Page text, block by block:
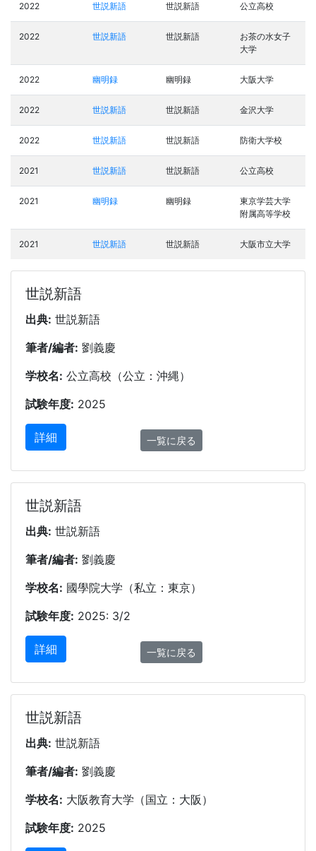
2022 世説新語 世説新語 公立高校
2022 世説新語 世説新語
お茶の水女子
大学
2022 幽明録 幽明録 大阪大学
2022 世説新語 世説新語 金沢大学
2022 世説新語 世説新語 防衛大学校
2021 世説新語 世説新語 公立高校
2021 幽明録 幽明録
東京学芸大学
附属高等学校
2021 世説新語 世説新語 大阪市立大学
世説新語
出典: 世説新語
筆者/編者: 劉義慶
学校名: 公立高校（公立：沖縄）
試験年度: 2025
詳細 一覧に戻る
世説新語
出典: 世説新語
筆者/編者: 劉義慶
学校名: 國學院大学（私立：東京）
試験年度: 2025: 3/2
詳細 一覧に戻る
世説新語
出典: 世説新語
筆者/編者: 劉義慶
学校名: 大阪教育大学（国立：大阪）
試験年度: 2025